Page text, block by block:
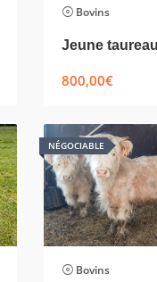
Bovins
800,00€
NÉGOCIABLE
Bovins